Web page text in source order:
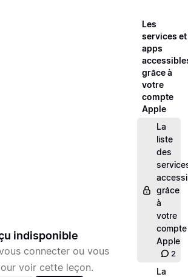
indisponible
connecter ou vous
voir cette leçon.
Les
services et
apps
grâce à
votre
compte
Apple
La
liste
des
grâce
à
votre
compte
Apple
2
La